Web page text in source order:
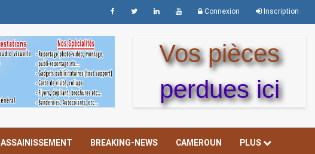
Connexion Inscription
Vos pièces
perdues ici
ASSAINISSEMENT BREAKING-NEWS CAMEROUN PLUS